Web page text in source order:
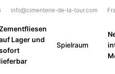
info@cimenterie-de-la-tour.com
Lager und
lieferbar
Spielraum